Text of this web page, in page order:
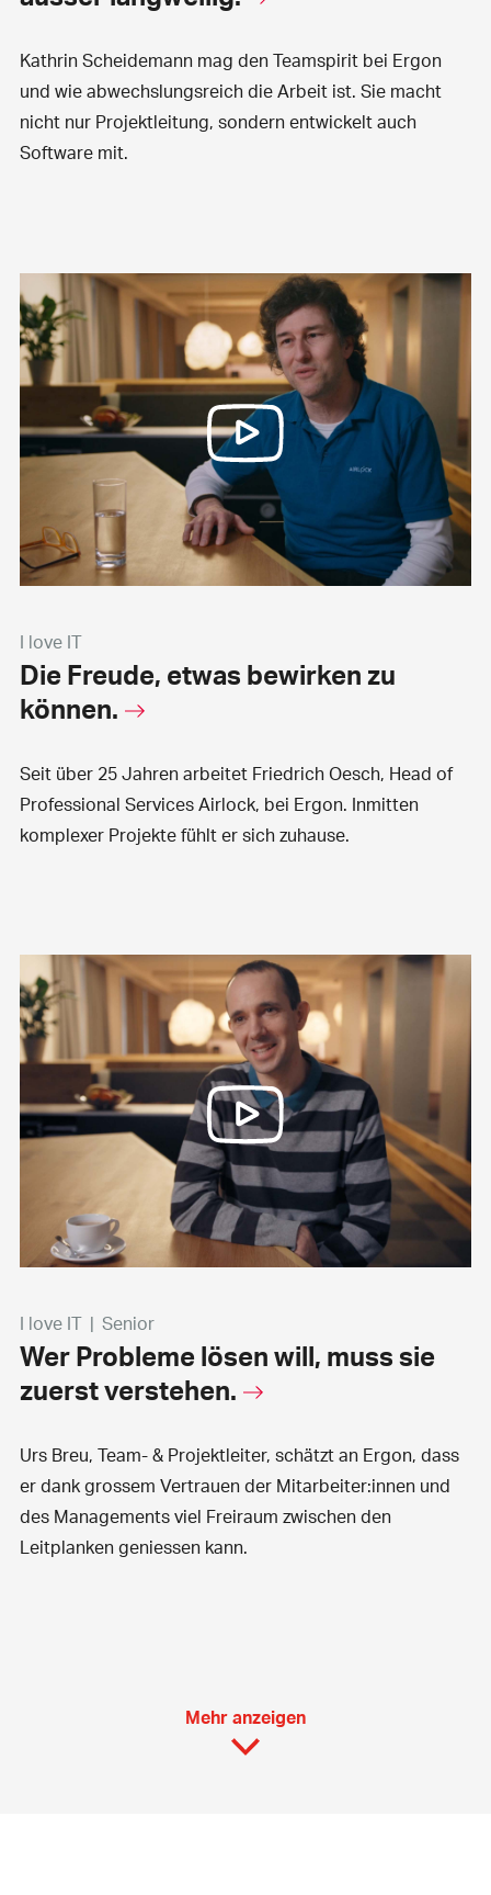
Kathrin Scheidemann mag den Teamspirit bei Ergon
und wie abwechslungsreich die Arbeit ist. Sie macht
nicht nur Projektleitung, sondern entwickelt auch
Software mit.
I love IT
Die Freude, etwas bewirken zu
können.
Seit über 25 Jahren arbeitet Friedrich Oesch, Head of
Professional Services Airlock, bei Ergon. Inmitten
komplexer Projekte fühlt er sich zuhause.
I love IT | Senior
Wer Probleme lösen will, muss sie
zuerst verstehen.
Urs Breu, Team- & Projektleiter, schätzt an Ergon, dass
er dank grossem Vertrauen der Mitarbeiter:innen und
des Managements viel Freiraum zwischen den
Leitplanken geniessen kann.
Mehr anzeigen